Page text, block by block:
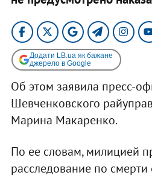
Додати LB.ua як бажане
джерело в Google
Об этом заявила пресс-
Шевченковского
Марина Макаренко.
По ее словам, милицией
расследование по